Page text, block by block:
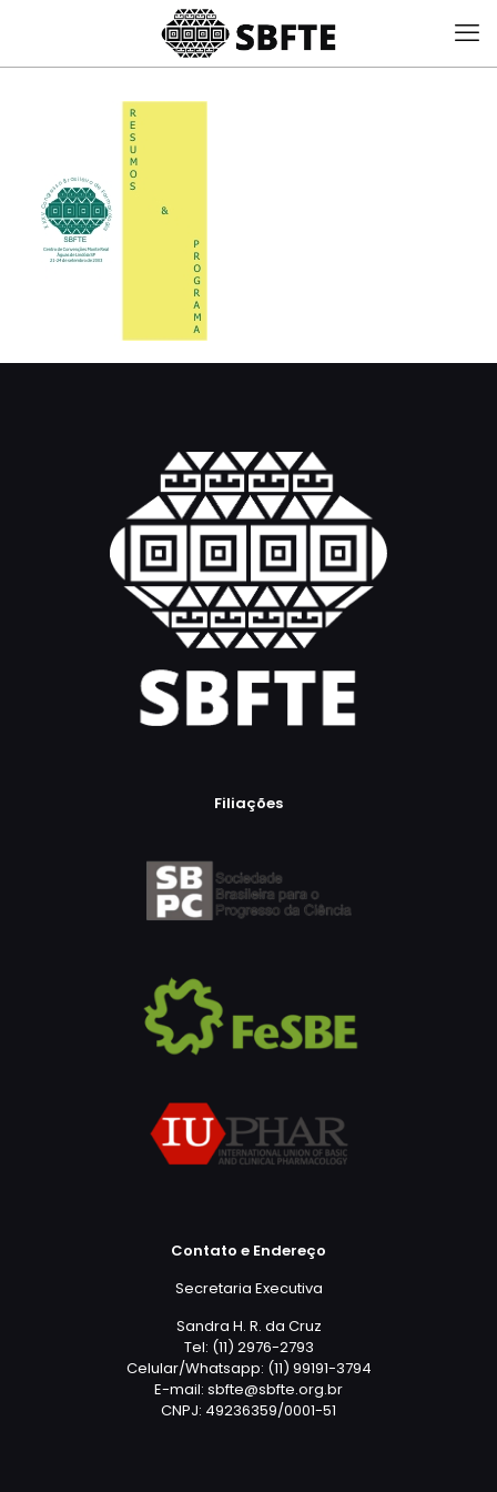
Filiações
Contato e Endereço
Secretaria Executiva
Sandra H. R. da Cruz
Tel: (11) 2976-2793
Celular/Whatsapp: (11) 99191-3794
E-mail: sbfte@sbfte.org.br
CNPJ: 49236359/0001-51